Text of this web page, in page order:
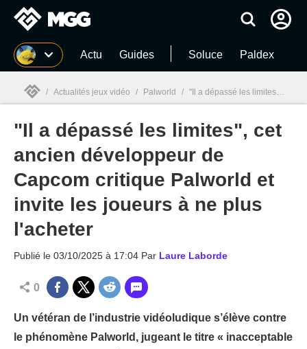
MGG Actu Guides Soluce Paldex
MGG
/ Actualités jeux vidéo / Palworld / "Il a dépassé les limites", cet ancien développeur de Capcom critique Palworld et invite les joueurs à ne plus l'acheter
"Il a dépassé les limites", cet
ancien développeur de
Capcom critique Palworld et
invite les joueurs à ne plus
l'acheter
Publié le 03/10/2025 à 17:04 Par Laure Laborde
0
Un vétéran de l’industrie vidéoludique s’élève contre
le phénomène Palworld, jugeant le titre « inacceptable